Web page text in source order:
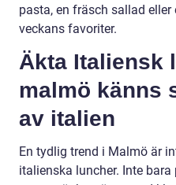
pasta, en fräsch sallad
veckans favoriter.
Äkta Italiensk
malmö känns
av italien
En tydlig trend i Malmö är
italienska luncher. Inte